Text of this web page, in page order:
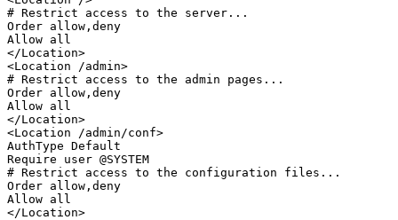
# Restrict access to the server...
Order allow,deny
Allow all
</Location>
<Location /admin>
# Restrict access to the admin pages...
Order allow,deny
Allow all
</Location>
<Location /admin/conf>
AuthType Default
Require user @SYSTEM
# Restrict access to the configuration files...
Order allow,deny
Allow all
</Location>